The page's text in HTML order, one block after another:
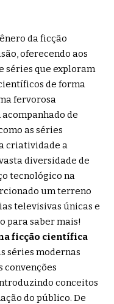
da ficção
oferecendo aos
séries que exploram
de forma
fervorosa
de
as séries
criatividade a
diversidade de
tecnológico na
um terreno
televisivas únicas e
para saber mais!
ficção científica
séries modernas
convenções
conceitos
do público. De